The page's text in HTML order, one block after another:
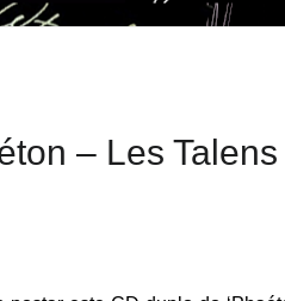
– Les